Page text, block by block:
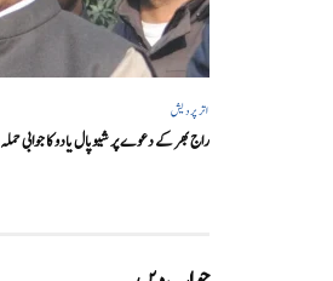
اتر پردیش
راج بھر کے دعوے پر شیوپال یادو کا جوابی حملہ